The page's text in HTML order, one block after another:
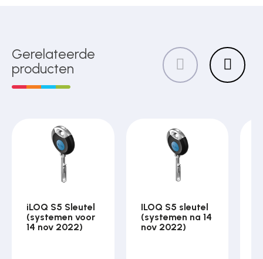
Gerelateerde
producten
iLOQ S5 Sleutel
(systemen voor
14 nov 2022)
ILOQ S5 sleutel
(systemen na 14
nov 2022)